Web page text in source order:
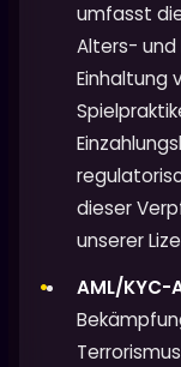
umfasst
Alters-
Einhaltung
dieser
unserer
AML/